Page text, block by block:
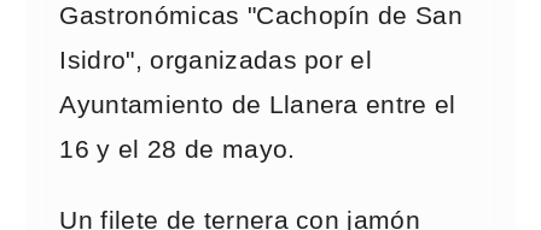
Gastronómicas "Cachopín de San
Isidro", organizadas por el
Ayuntamiento de Llanera entre el
16 y el 28 de mayo.
Un filete de ternera con jamón